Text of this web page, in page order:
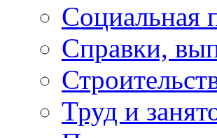
Социальная
Справки,
Труд и